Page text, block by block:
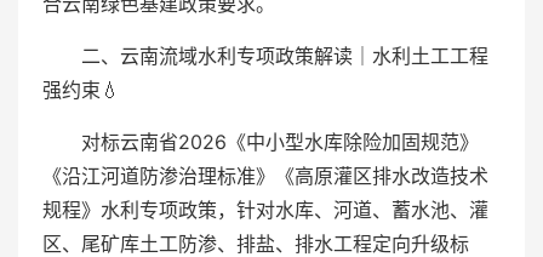
二、云南流域水利专项政策解读｜水利土工工程
强约束💧
对标云南省2026《中小型水库除险加固规范》
《沿江河道防渗治理标准》《高原灌区排水改造技术
规程》水利专项政策，针对水库、河道、蓄水池、灌
区、尾矿库土工防渗、排盐、排水工程定向升级标